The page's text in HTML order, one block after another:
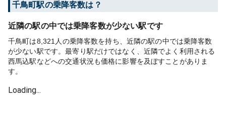
千鳥町駅の乗降客数は？
近隣の駅の中では乗降客数が少ない駅です
千鳥町は8,321人の乗降客数を持ち、近隣の駅の中では乗降客数
が少ない駅です。最寄り駅だけではなく、近隣でよく利用される
西馬込駅などへの交通状況も価格に影響を及ぼすことがありま
す。
Loading...